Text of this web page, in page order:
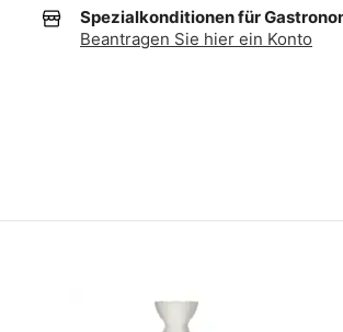
Spezialkonditionen für
Beantragen Sie hier ein Konto